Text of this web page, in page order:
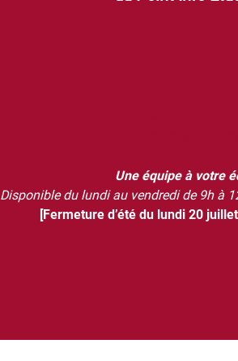
Une équipe à votre
Disponible du lundi au vendredi de 9h à
[Fermeture d’été du lundi 20